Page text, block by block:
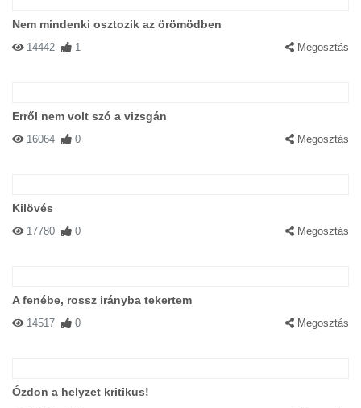
Nem mindenki osztozik az örömödben
14442 1 Megosztás
Erről nem volt szó a vizsgán
16064 0 Megosztás
Kilövés
17780 0 Megosztás
A fenébe, rossz irányba tekertem
14517 0 Megosztás
Ózdon a helyzet kritikus!